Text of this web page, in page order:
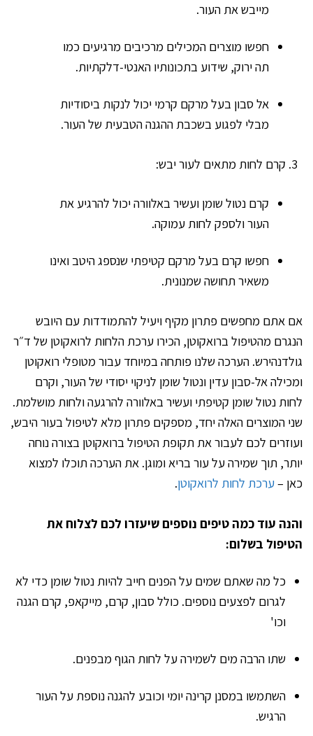
מייבש את העור.
חפשו מוצרים המכילים מרכיבים מרגיעים כמו
תה ירוק, שידוע בתכונותיו האנטי-דלקתיות.
אל סבון בעל מרקם קרמי יכול לנקות ביסודיות
מבלי לפגוע בשכבת ההגנה הטבעית של העור.
קרם לחות מתאים לעור יבש:
קרם נטול שומן ועשיר באלוורה יכול להרגיע את
העור ולספק לחות עמוקה.
חפשו קרם בעל מרקם קטיפתי שנספג היטב ואינו
משאיר תחושה שמנונית.
אם אתם מחפשים פתרון מקיף ויעיל להתמודדות עם היובש
הנגרם מהטיפול ברואקוטן, הכירו ערכת הלחות לרואקוטן של ד״ר
גולדנהירש. הערכה שלנו פותחה במיוחד עבור מטופלי רואקוטן
ומכילה אל-סבון עדין ונטול שומן לניקוי יסודי של העור, וקרם
לחות נטול שומן קטיפתי ועשיר באלוורה להרגעה ולחות מושלמת.
שני המוצרים האלה יחד, מספקים פתרון מלא לטיפול בעור היבש,
ועוזרים לכם לעבור את תקופת הטיפול ברואקוטן בצורה נוחה
יותר, תוך שמירה על עור בריא ומוגן. את הערכה תוכלו למצוא
כאן –ערכת לחות לרואקוטן.
והנה עוד כמה טיפים נוספים שיעזרו לכם לצלוח את
הטיפול בשלום:
כל מה שאתם שמים על הפנים חייב להיות נטול שומן כדי לא
לגרום לפצעים נוספים. כולל סבון, קרם, מייקאפ, קרם הגנה
וכו'
שתו הרבה מים לשמירה על לחות הגוף מבפנים.
השתמשו במסנן קרינה יומי וכובע להגנה נוספת על העור
הרגיש.